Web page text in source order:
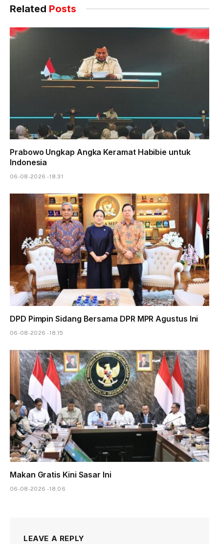
Related Posts
Prabowo Ungkap Angka Keramat Habibie untuk
Indonesia
06-08-2026 - 18.31
DPD Pimpin Sidang Bersama DPR MPR Agustus Ini
06-08-2026 - 18.15
Makan Gratis Kini Sasar Ini
06-08-2026 - 18.06
LEAVE A REPLY